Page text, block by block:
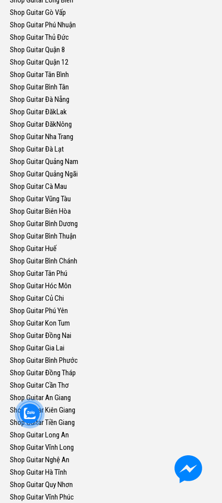
Shop Guitar Gò Vấp
Shop Guitar Phú Nhuận
Shop Guitar Thủ Đức
Shop Guitar Quận 8
Shop Guitar Quận 12
Shop Guitar Tân Bình
Shop Guitar Bình Tân
Shop Guitar Đà Nẵng
Shop Guitar ĐăkLak
Shop Guitar ĐăkNông
Shop Guitar Nha Trang
Shop Guitar Đà Lạt
Shop Guitar Quảng Nam
Shop Guitar Quảng Ngãi
Shop Guitar Cà Mau
Shop Guitar Vũng Tàu
Shop Guitar Biên Hòa
Shop Guitar Bình Dương
Shop Guitar Bình Thuận
Shop Guitar Huế
Shop Guitar Bình Chánh
Shop Guitar Tân Phú
Shop Guitar Hóc Môn
Shop Guitar Củ Chi
Shop Guitar Phú Yên
Shop Guitar Kon Tum
Shop Guitar Đồng Nai
Shop Guitar Gia Lai
Shop Guitar Bình Phước
Shop Guitar Đồng Tháp
Shop Guitar Cần Thơ
Shop Guitar An Giang
Shop Guitar Kiên Giang
Shop Guitar Tiền Giang
Shop Guitar Long An
Shop Guitar Vĩnh Long
Shop Guitar Nghệ An
Shop Guitar Hà Tĩnh
Shop Guitar Quy Nhơn
Shop Guitar Vĩnh Phúc